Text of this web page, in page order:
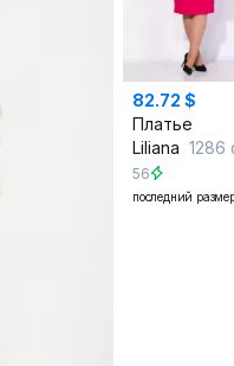
82.72 $
Платье
Liliana 1286
56
последний